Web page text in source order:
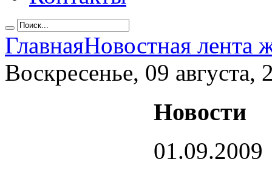
ГлавнаяНовостная лента
Воскресенье, 09 августа,
Новости
01.09.2009